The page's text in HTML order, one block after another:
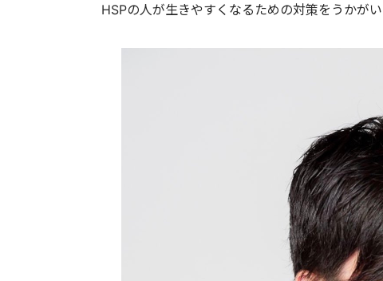
HSPの人が生きやすくなるための対策をうかがい